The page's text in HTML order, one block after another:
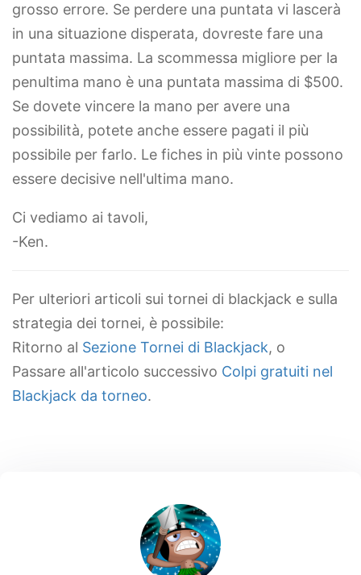
grosso errore. Se perdere una puntata vi lascerà
in una situazione disperata, dovreste fare una
puntata massima. La scommessa migliore per la
penultima mano è una puntata massima di $500.
Se dovete vincere la mano per avere una
possibilità, potete anche essere pagati il più
possibile per farlo. Le fiches in più vinte possono
essere decisive nell'ultima mano.
Ci vediamo ai tavoli,
-Ken.
Per ulteriori articoli sui tornei di blackjack e sulla
strategia dei tornei, è possibile:
Ritorno al Sezione Tornei di Blackjack, o
Passare all'articolo successivo Colpi gratuiti nel
Blackjack da torneo.